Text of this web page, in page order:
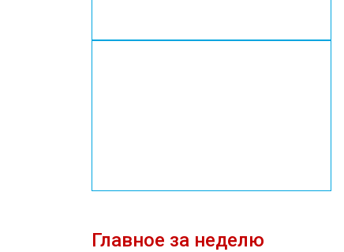
Главное за неделю